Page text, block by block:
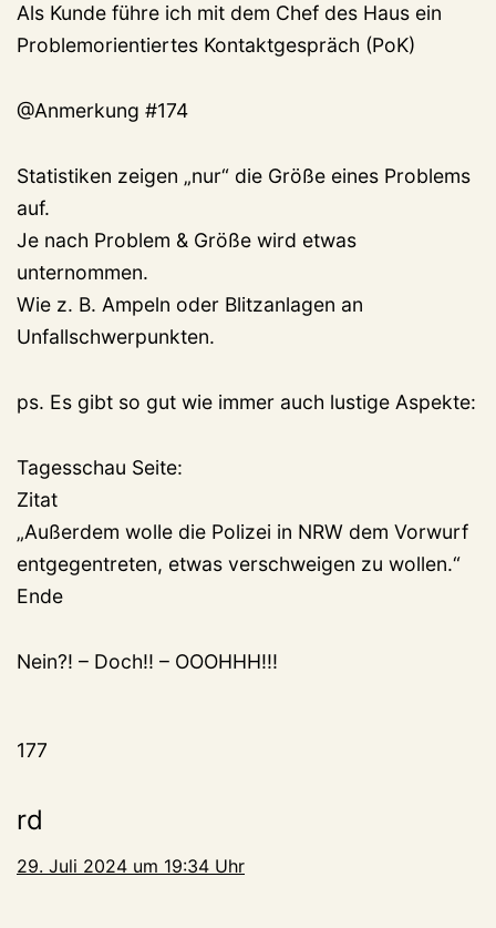
Als Kunde führe ich mit dem Chef des Haus ein
Problemorientiertes Kontaktgespräch (PoK)
@Anmerkung #174
Statistiken zeigen „nur“ die Größe eines Problems
auf.
Je nach Problem & Größe wird etwas
unternommen.
Wie z. B. Ampeln oder Blitzanlagen an
Unfallschwerpunkten.
ps. Es gibt so gut wie immer auch lustige Aspekte:
Tagesschau Seite:
Zitat
„Außerdem wolle die Polizei in NRW dem Vorwurf
entgegentreten, etwas verschweigen zu wollen.“
Ende
Nein?! – Doch!! – OOOHHH!!!
177
rd
29. Juli 2024 um 19:34 Uhr